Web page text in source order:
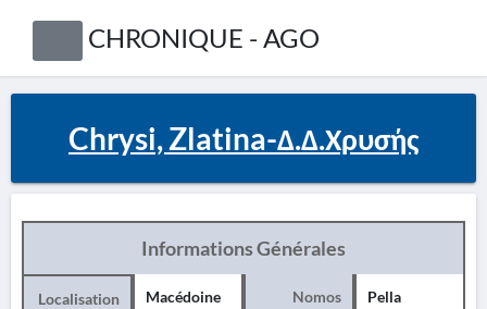
CHRONIQUE - AGO
Chrysi, Zlatina-Δ.Δ.Χρυσής
Informations Générales
Localisation
Macédoine
Nomos Pella